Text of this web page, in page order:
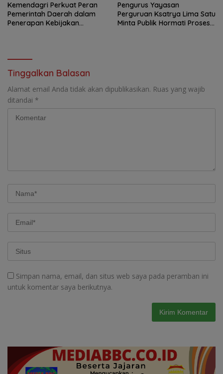
Kemendagri Perkuat Peran
Pemerintah Daerah dalam
Penerapan Kebijakan
Pengurus Yayasan
Perguruan Ksatrya Lima Satu
Minta Publik Hormati Proses
Tinggalkan Balasan
Alamat email Anda tidak akan dipublikasikan. Ruas yang wajib
ditandai *
Simpan nama, email, dan situs web saya pada peramban ini
untuk komentar saya berikutnya.